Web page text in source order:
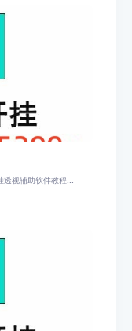
透视辅助软件教程...